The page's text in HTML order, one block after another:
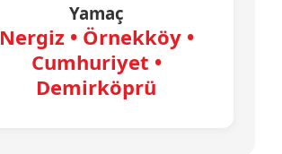
Yamaç
Nergiz • Örnekköy •
Cumhuriyet •
Demirköprü